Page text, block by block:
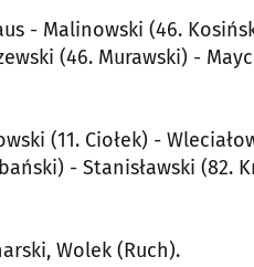
- Malinowski (46.
(46. Murawski) -
(11. Ciołek) -
- Stanisławski (82.
Wolek (Ruch).